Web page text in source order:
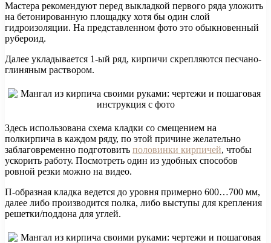
Мастера рекомендуют перед выкладкой первого ряда уложить
на бетонированную площадку хотя бы один слой
гидроизоляции. На представленном фото это обыкновенный
рубероид.
Далее укладывается 1-ый ряд, кирпичи скрепляются песчано-
глиняным раствором.
Здесь использована схема кладки со смещением на
полкирпича в каждом ряду, по этой причине желательно
заблаговременно подготовить половинки кирпичей, чтобы
ускорить работу. Посмотреть один из удобных способов
ровной резки можно на видео.
П-образная кладка ведется до уровня примерно 600…700 мм,
далее либо производится полка, либо выступы для крепления
решетки/поддона для углей.